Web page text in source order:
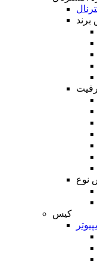
برند
نوع
کیس